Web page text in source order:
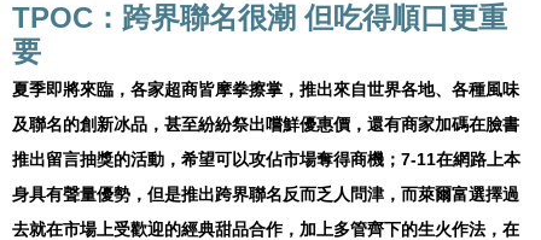
TPOC：跨界聯名很潮 但吃得順口更重
要
夏季即將來臨，各家超商皆摩拳擦掌，推出來自世界各地、各種風味
及聯名的創新冰品，甚至紛紛祭出嚐鮮優惠價，還有商家加碼在臉書
推出留言抽獎的活動，希望可以攻佔市場奪得商機；7-11在網路上本
身具有聲量優勢，但是推出跨界聯名反而乏人問津，而萊爾富選擇過
去就在市場上受歡迎的經典甜品合作，加上多管齊下的生火作法，在